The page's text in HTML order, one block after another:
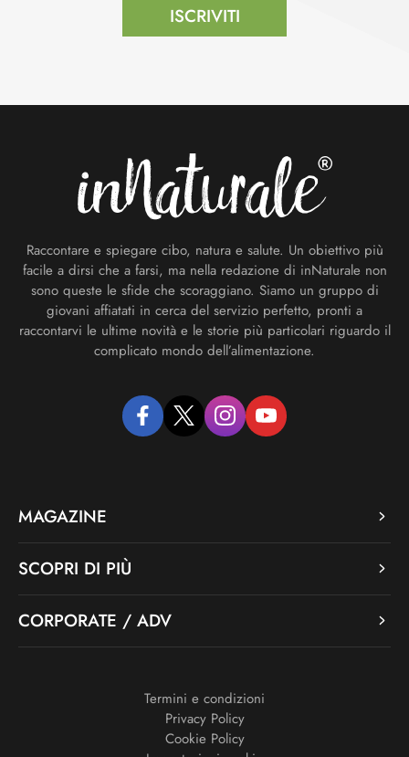
ISCRIVITI
Raccontare e spiegare cibo, natura e salute. Un obiettivo più
facile a dirsi che a farsi, ma nella redazione di inNaturale non
sono queste le sfide che scoraggiano. Siamo un gruppo di
giovani affiatati in cerca del servizio perfetto, pronti a
raccontarvi le ultime novità e le storie più particolari riguardo il
complicato mondo dell’alimentazione.
facebooktwitter instagramyoutube
MAGAZINE
SCOPRI DI PIÙ
CORPORATE / ADV
Termini e condizioni
Privacy Policy
Cookie Policy